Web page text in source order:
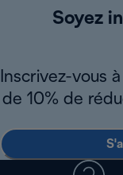
Soyez
Inscrivez-vous
de 10% de